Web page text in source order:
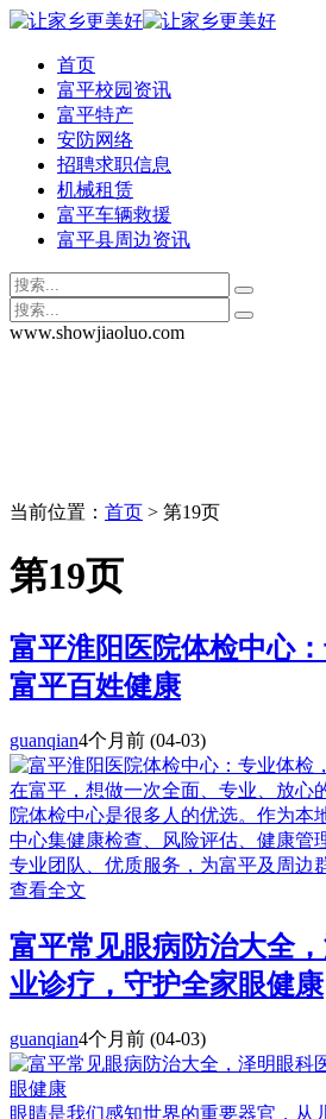
首页
富平校园资讯
富平特产
安防网络
招聘求职信息
机械租赁
富平车辆救援
富平县周边资讯
www.showjiaoluo.com
当前位置： 首页 > 第19页
第19页
富平淮阳医院体检中心
富平百姓健康
guanqian4个月前 (04-03)
在富平，想做一次全面、专业、放心
院体检中心是很多人的优选。作为本
中心集健康检查、风险评估、健康管
专业团队、优质服务，为富平及周边
查看全文
富平常见眼病防治大全
业诊疗，守护全家眼健康
guanqian4个月前 (04-03)
眼睛是我们感知世界的重要器官，从